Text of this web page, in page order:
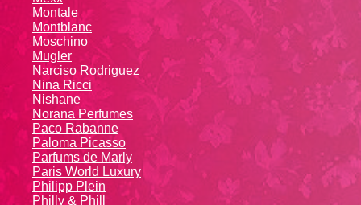
Montale
Montblanc
Moschino
Mugler
Narciso Rodriguez
Nina Ricci
Nishane
Norana Perfumes
Paco Rabanne
Paloma Picasso
Parfums de Marly
Paris World Luxury
Philipp Plein
Philly & Phill